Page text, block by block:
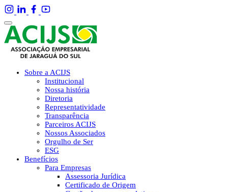
Sobre a ACIJS
Institucional
Nossa história
Diretoria
Representatividade
Transparência
Parceiros ACIJS
Nossos Associados
Orgulho de Ser
ESG
Benefícios
Para Empresas
Assessoria Jurídica
Certificado de Origem